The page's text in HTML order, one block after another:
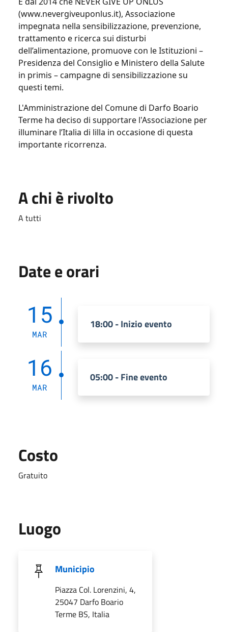
(www.nevergiveuponlus.it), Associazione
impegnata nella sensibilizzazione, prevenzione,
trattamento e ricerca sui disturbi
dell’alimentazione, promuove con le Istituzioni –
Presidenza del Consiglio e Ministero della Salute
in primis – campagne di sensibilizzazione su
questi temi.
L'Amministrazione del Comune di Darfo Boario
Terme ha deciso di supportare l'Associazione per
illuminare l’Italia di lilla in occasione di questa
importante ricorrenza.
A chi è rivolto
A tutti
Date e orari
15
MAR
18:00 - Inizio evento
16
MAR
05:00 - Fine evento
Costo
Gratuito
Luogo
Municipio
Piazza Col. Lorenzini, 4,
25047 Darfo Boario
Terme BS, Italia